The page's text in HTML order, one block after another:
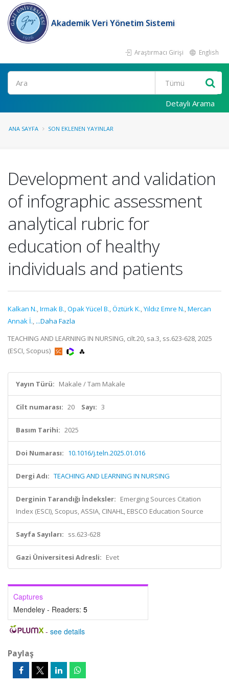
Akademik Veri Yönetim Sistemi
Araştırmacı Girişi English
Ara
Detaylı Arama
ANA SAYFA SON EKLENEN YAYINLAR
Development and validation
of infographic assessment
analytical rubric for
education of healthy
individuals and patients
Kalkan N.,Irmak B.,Opak Yücel B.,Öztürk K.,Yıldız Emre N.,Mercan
Annak İ., ...Daha Fazla
TEACHING AND LEARNING IN NURSING, cilt.20, sa.3, ss.623-628, 2025
(ESCI, Scopus)
Yayın Türü: Makale / Tam Makale
Cilt numarası: 20 Sayı: 3
Basım Tarihi: 2025
Doi Numarası: 10.1016/j.teln.2025.01.016
Dergi Adı: TEACHING AND LEARNING IN NURSING
Derginin Tarandığı İndeksler: Emerging Sources Citation
Index (ESCI), Scopus, ASSIA, CINAHL, EBSCO Education Source
Sayfa Sayıları: ss.623-628
Gazi Üniversitesi Adresli: Evet
Captures
Mendeley - Readers: 5
- see details
Paylaş